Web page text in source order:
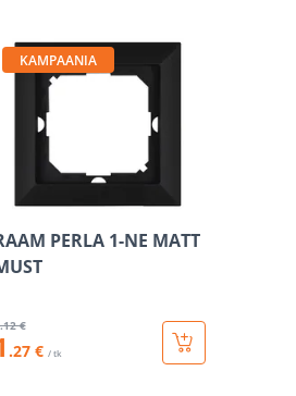
KAMPAANIA
PERLA 1-NE MATT
.12 €
.27 € / tk